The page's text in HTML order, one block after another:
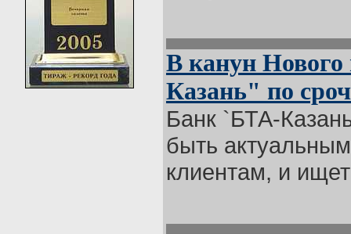
В канун
Казань" по
Банк `БТА-
быть
клиентам, и